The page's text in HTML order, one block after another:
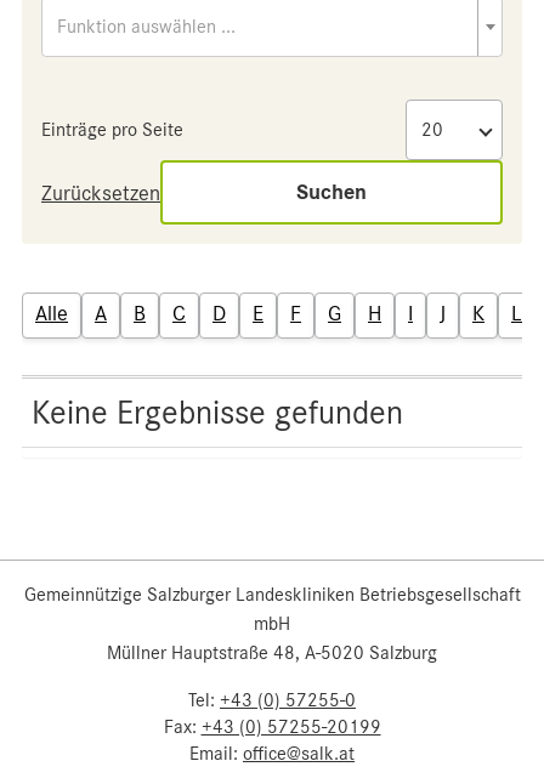
Funktion auswählen ...
Einträge pro Seite
Zurücksetzen Suchen
Alle A B C D E F G H I J K L
Keine Ergebnisse gefunden
Gemeinnützige Salzburger Landeskliniken Betriebsgesellschaft
mbH
Müllner Hauptstraße 48, A-5020 Salzburg
Tel: +43 (0) 57255-0
Fax: +43 (0) 57255-20199
Email: office@salk.at